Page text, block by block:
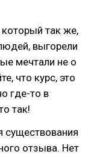
так же,
выгорели
мечтали не о
что курс, это
где-то в
так!
существования
отзыва. Нет